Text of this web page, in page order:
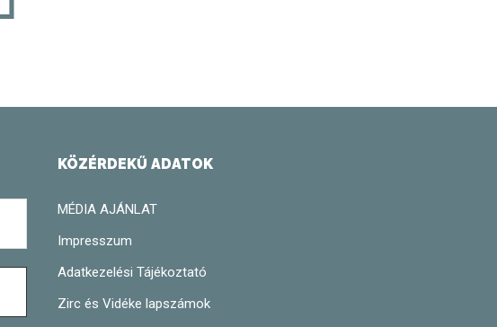
KÖZÉRDEKŰ ADATOK
MÉDIA AJÁNLAT
Impresszum
Adatkezelési Tájékoztató
Zirc és Vidéke lapszámok